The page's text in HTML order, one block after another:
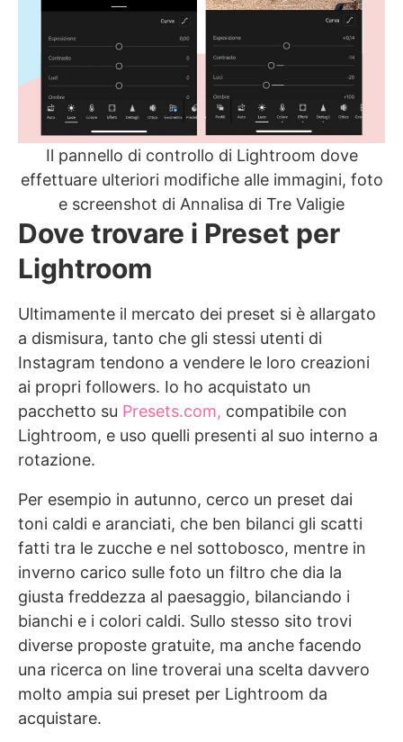
Il pannello di controllo di Lightroom dove
effettuare ulteriori modifiche alle immagini, foto
e screenshot di Annalisa di Tre Valigie
Dove trovare i Preset per
Lightroom
Ultimamente il mercato dei preset si è allargato
a dismisura, tanto che gli stessi utenti di
Instagram tendono a vendere le loro creazioni
ai propri followers. Io ho acquistato un
pacchetto su Presets.com, compatibile con
Lightroom, e uso quelli presenti al suo interno a
rotazione.
Per esempio in autunno, cerco un preset dai
toni caldi e aranciati, che ben bilanci gli scatti
fatti tra le zucche e nel sottobosco, mentre in
inverno carico sulle foto un filtro che dia la
giusta freddezza al paesaggio, bilanciando i
bianchi e i colori caldi. Sullo stesso sito trovi
diverse proposte gratuite, ma anche facendo
una ricerca on line troverai una scelta davvero
molto ampia sui preset per Lightroom da
acquistare.